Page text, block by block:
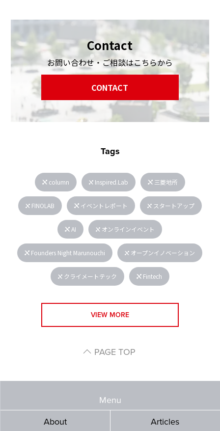
Contact
お問い合わせ・ご相談はこちらから
CONTACT
Tags
column Inspired.Lab 三菱地所
FINOLAB イベントレポート スタートアップ
AI オンラインイベント
Founders Night Marunouchi オープンイノベーション
クライメートテック Fintech
VIEW MORE
PAGE TOP
Menu
About
Articles